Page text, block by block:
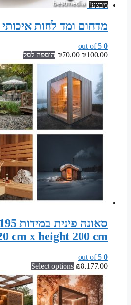
מבצע!
מדחום ומד לחות איכותי לסאונה,
0
₪100.00
המחיר
המקורי
היה:
₪100.00.
₪70.00
המחיר
הנוכחי
₪70.00.
הוספה לסל
cm x height 200 cm
0
₪8,177.00
Select options